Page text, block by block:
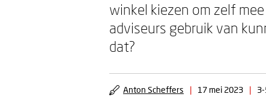
winkel kiezen om zelf
adviseurs gebruik van
dat?
Anton Scheffers | 17 mei 2023 |